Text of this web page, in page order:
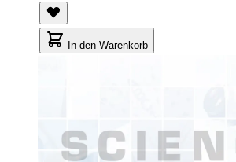
In den Warenkorb